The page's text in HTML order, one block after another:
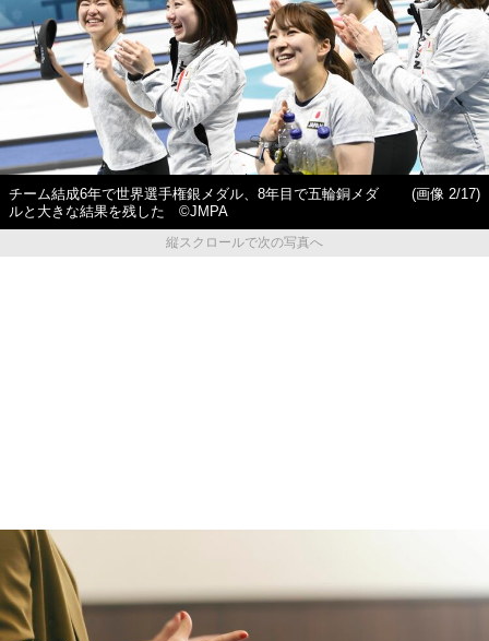
チーム結成6年で世界選手権銀メダル、8年目で五輪銅メダ
ルと大きな結果を残した ©JMPA
(画像 2/17)
縦スクロールで次の写真へ